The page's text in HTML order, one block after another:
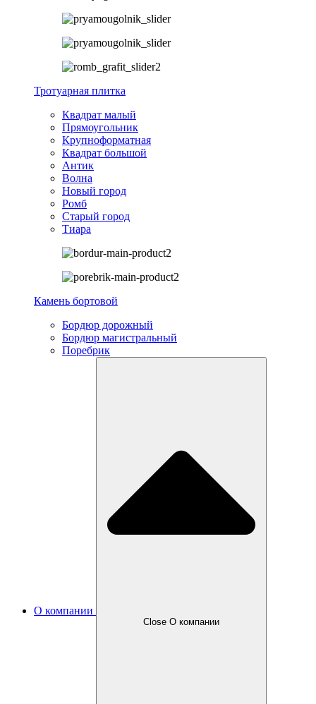
Тротуарная плитка
Квадрат малый
Прямоугольник
Крупноформатная
Квадрат большой
Антик
Волна
Новый город
Ромб
Старый город
Тиара
Камень бортовой
Бордюр дорожный
Бордюр магистральный
Поребрик
О компании
Close О компании